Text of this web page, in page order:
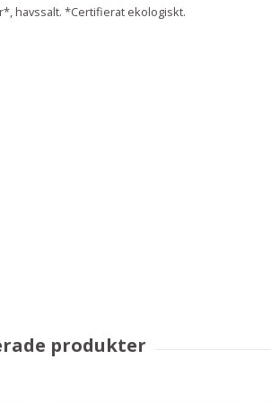
havssalt. *Certifierat ekologiskt.